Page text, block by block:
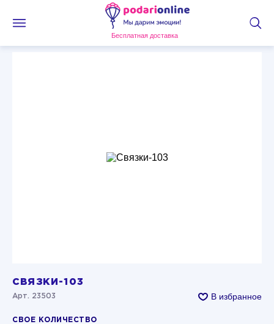
Бесплатная доставка
СВЯЗКИ-103
Арт. 23503 В избранное
СВОЕ КОЛИЧЕСТВО